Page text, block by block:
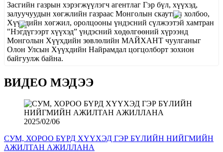
Засгийн газрын хэрэгжүүлэгч агентлаг Гэр бүл, хүүхэд,
залуучуудын хөгжлийн газраас Монголын скаутын холбоо,
Хүүхдийн хөгжил, оролцооны үндэсний сүлжээтэй хамтран
"Нэгдүгээрт хүүхэд” үндэсний хөдөлгөөний хүрээнд
Монголын Хүүхдийн зөвлөлийн МАЙХАНТ чуулганыг
Олон Улсын Хүүхдийн Найрамдал цогцолборт зохион
байгуулж байна.
ВИДЕО МЭДЭЭ
2025/02/06
СУМ, ХОРОО БҮРД ХҮҮХЭД ГЭР БҮЛИЙН НИЙГМИЙН
АЖИЛТАН АЖИЛЛАНА